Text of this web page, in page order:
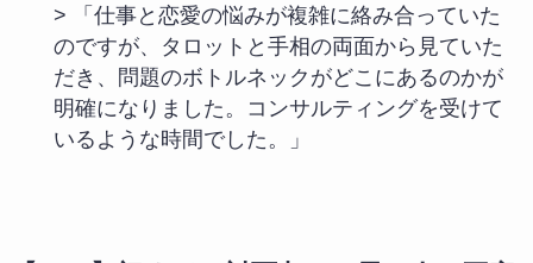
> 「仕事と恋愛の悩みが複雑に絡み合っていた
のですが、タロットと手相の両面から見ていた
だき、問題のボトルネックがどこにあるのかが
明確になりました。コンサルティングを受けて
いるような時間でした。」